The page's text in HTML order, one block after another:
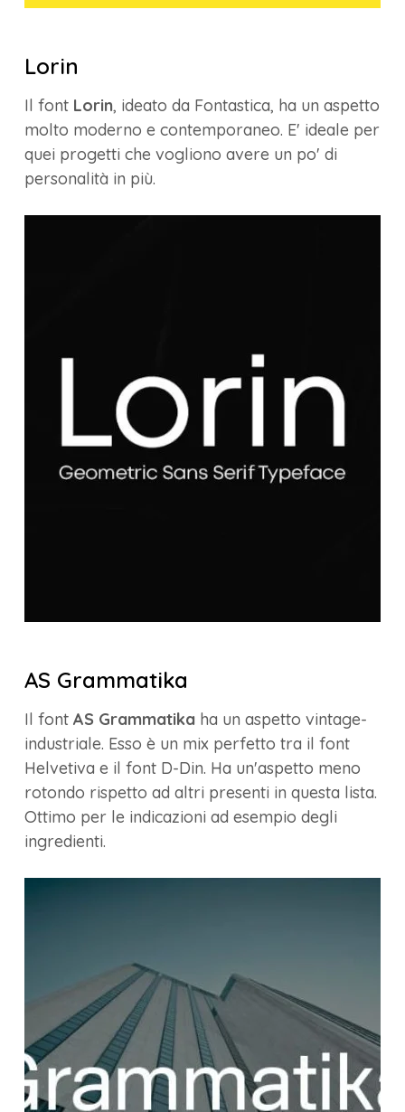
Lorin
Il font Lorin, ideato da Fontastica, ha un aspetto
molto moderno e contemporaneo. E' ideale per
quei progetti che vogliono avere un po' di
personalità in più.
AS Grammatika
Il font AS Grammatika ha un aspetto vintage-
industriale. Esso è un mix perfetto tra il font
Helvetiva e il font D-Din. Ha un'aspetto meno
rotondo rispetto ad altri presenti in questa lista.
Ottimo per le indicazioni ad esempio degli
ingredienti.